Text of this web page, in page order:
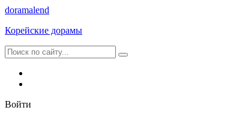
doramalend
Корейские дорамы
Войти